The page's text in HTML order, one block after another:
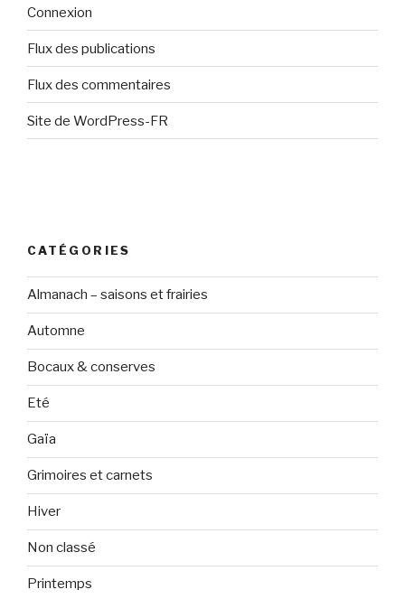
Connexion
Flux des publications
Flux des commentaires
Site de WordPress-FR
CATÉGORIES
Almanach – saisons et frairies
Automne
Bocaux & conserves
Eté
Gaïa
Grimoires et carnets
Hiver
Non classé
Printemps